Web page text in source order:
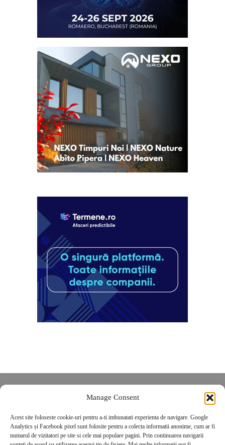
Manage Consent
Acest site foloseste cookie-uri pentru a-ti imbunatati experienta de navigare. Google
Analytics și Facebook pixel sunt folosite pentru a colecta informatii anonime, cum ar fi
numarul de vizitatori pe site si cele mai populare pagini. Prin continuarea navigarii
POLITICĂ DE CONFIDENȚIALITATE
Politica de cookies